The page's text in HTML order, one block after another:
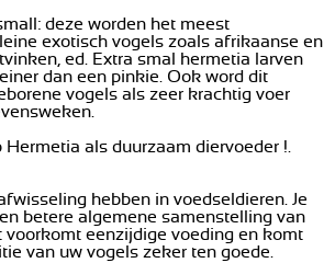
deze worden het meest
exotisch vogels zoals afrikaanse en
ed. Extra smal hermetia larven
dan een pinkie. Ook word dit
vogels als zeer krachtig voer
als duurzaam diervoeder !.
hebben in voedseldieren. Je
betere algemene samenstelling van
eenzijdige voeding en komt
van uw vogels zeker ten goede.